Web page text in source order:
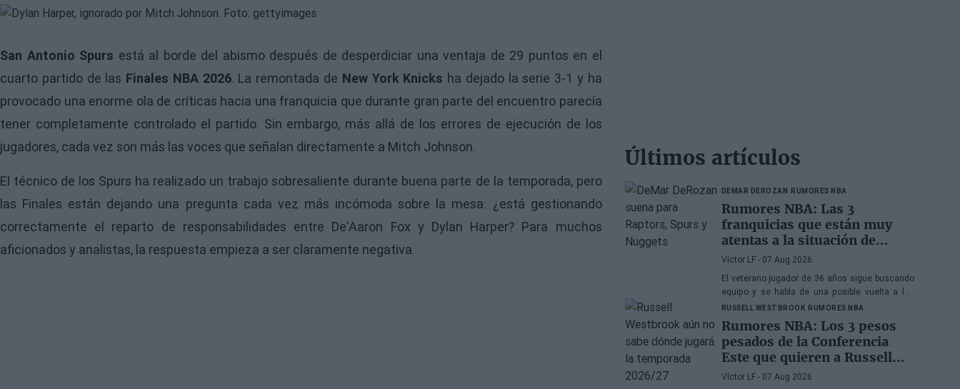
San Antonio Spurs está al borde del abismo después de desperdiciar una ventaja de 29 puntos en el
cuarto partido de las Finales NBA 2026. La remontada de New York Knicks ha dejado la serie 3-1 y ha
provocado una enorme ola de críticas hacia una franquicia que durante gran parte del encuentro parecía
tener completamente controlado el partido. Sin embargo, más allá de los errores de ejecución de los
jugadores, cada vez son más las voces que señalan directamente a Mitch Johnson.
El técnico de los Spurs ha realizado un trabajo sobresaliente durante buena parte de la temporada, pero
las Finales están dejando una pregunta cada vez más incómoda sobre la mesa: ¿está gestionando
correctamente el reparto de responsabilidades entre De'Aaron Fox y Dylan Harper? Para muchos
aficionados y analistas, la respuesta empieza a ser claramente negativa.
Últimos artículos
DEMAR DEROZAN RUMORES NBA
Rumores NBA: Las 3
franquicias que están muy
atentas a la situación de
DeMar DeRozan
Víctor LF- 07 Aug 2026
El veterano jugador de 36 años sigue buscando
equipo y se habla de una posible vuelta a los
Toronto Raptors o San Antonio Spurs, mientras
Denver Nuggets también forma parte de la
ecuación
RUSSELL WESTBROOK RUMORES NBA
Rumores NBA: Los 3 pesos
pesados de la Conferencia
Este que quieren a Russell
Westbrook
Víctor LF- 07 Aug 2026